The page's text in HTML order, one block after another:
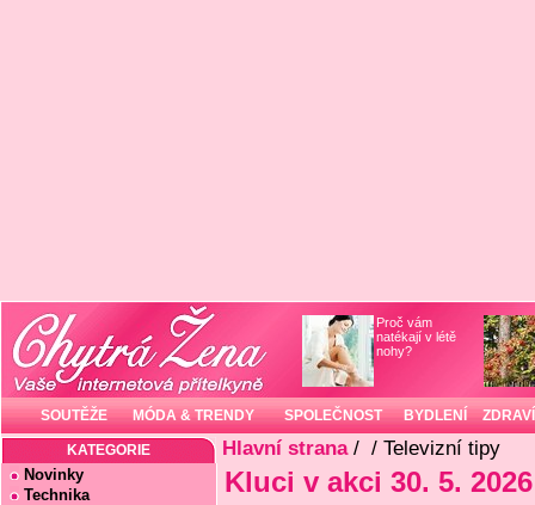
Proč vám
natékají v létě
nohy?
SOUTĚŽE MÓDA & TRENDY SPOLEČNOST BYDLENÍ ZDRAVÍ
KATEGORIE
Novinky
Technika
Hlavní strana/ / Televizní tipy
Kluci v akci 30. 5. 2026